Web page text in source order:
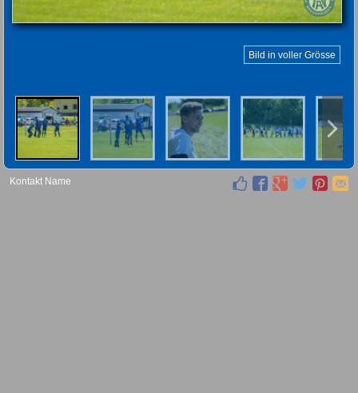
Bild in voller Grösse
Kontakt Name